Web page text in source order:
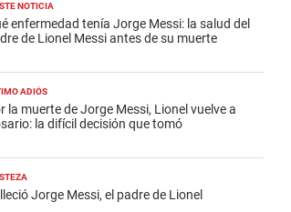
NOTICIA
enfermedad tenía Jorge Messi: la salud del
de Lionel Messi antes de su muerte
ADIÓS
la muerte de Jorge Messi, Lionel vuelve a
la difícil decisión que tomó
Jorge Messi, el padre de Lionel